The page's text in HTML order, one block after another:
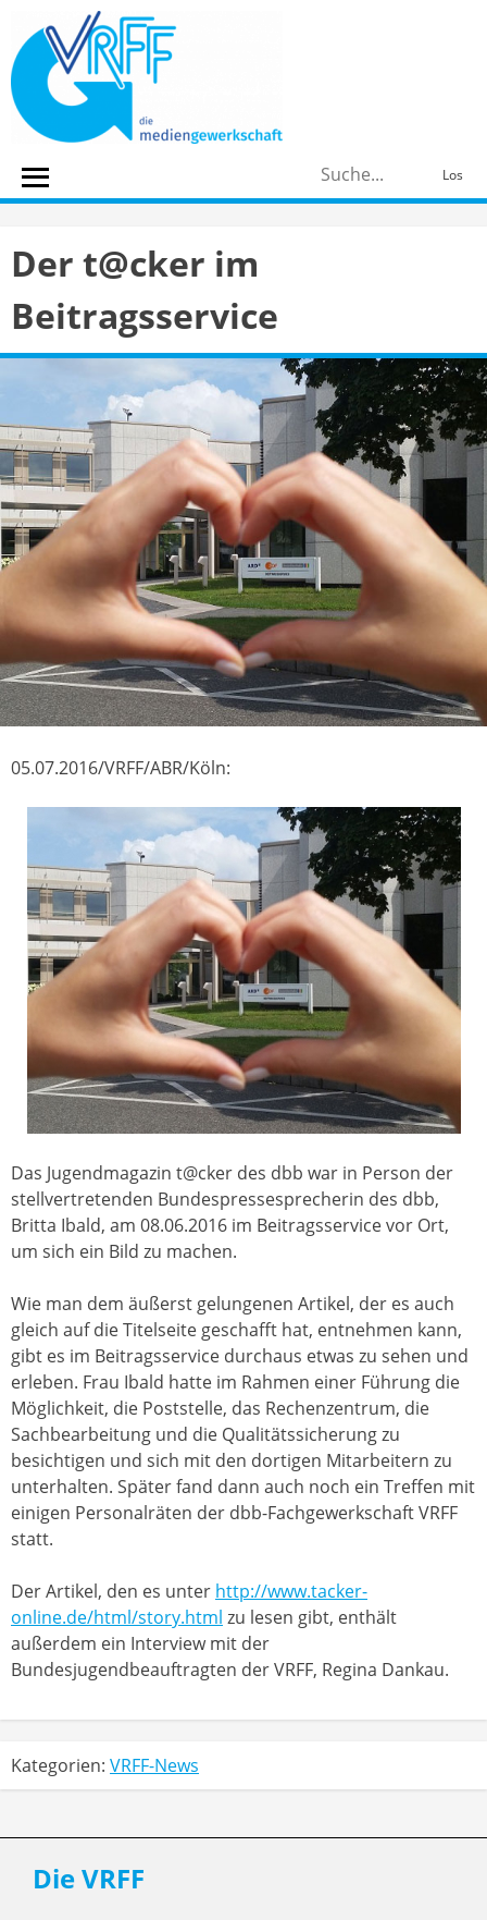
content
Los
Der t@cker im
Beitragsservice
05.07.2016/VRFF/ABR/Köln:
Das Jugendmagazin t@cker des dbb war in Person der
stellvertretenden Bundespressesprecherin des dbb,
Britta Ibald, am 08.06.2016 im Beitragsservice vor Ort,
um sich ein Bild zu machen.
Wie man dem äußerst gelungenen Artikel, der es auch
gleich auf die Titelseite geschafft hat, entnehmen kann,
gibt es im Beitragsservice durchaus etwas zu sehen und
erleben. Frau Ibald hatte im Rahmen einer Führung die
Möglichkeit, die Poststelle, das Rechenzentrum, die
Sachbearbeitung und die Qualitätssicherung zu
besichtigen und sich mit den dortigen Mitarbeitern zu
unterhalten. Später fand dann auch noch ein Treffen mit
einigen Personalräten der dbb-Fachgewerkschaft VRFF
statt.
Der Artikel, den es unter http://www.tacker-
online.de/html/story.html zu lesen gibt, enthält
außerdem ein Interview mit der
Bundesjugendbeauftragten der VRFF, Regina Dankau.
Kategorien: VRFF-News
Die VRFF